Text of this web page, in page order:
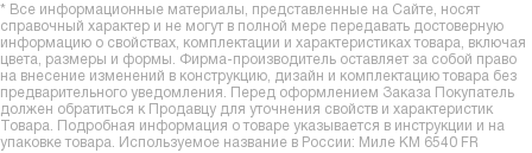
* Все информационные материалы, представленные на Сайте, носят
справочный характер и не могут в полной мере передавать достоверную
информацию о свойствах, комплектации и характеристиках товара, включая
цвета, размеры и формы. Фирма-производитель оставляет за собой право
на внесение изменений в конструкцию, дизайн и комплектацию товара без
предварительного уведомления. Перед оформлением Заказа Покупатель
должен обратиться к Продавцу для уточнения свойств и характеристик
Товара. Подробная информация о товаре указывается в инструкции и на
упаковке товара. Используемое название в России: Миле KM 6540 FR